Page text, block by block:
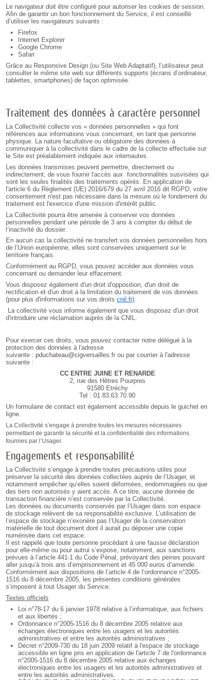
Le navigateur doit être configuré pour autoriser les cookies de session.
Afin de garantir un bon fonctionnement du Service, il est conseillé
d’utiliser les navigateurs suivants :
Firefox
Internet Explorer
Google Chrome
Safari
Grâce au Responsive Design (ou Site Web Adaptatif), l’utilisateur peut
consulter le même site web sur différents supports (écrans d’ordinateur,
tablettes, smartphones) de façon optimisée.
Traitement des données à caractère personnel
La Collectivité collecte vos « données personnelles » qui font
références aux informations vous concernant, en tant que personne
physique. La nature facultative ou obligatoire des données à
communiquer à la collectivité dans le cadre de la collecte effectuée sur
le Site est préalablement indiquée aux internautes.
Les données transmises peuvent permettre, directement ou
indirectement, de vous fournir l'accès aux fonctionnalités susvisées qui
sont les seules finalités des traitements opérés. En application de
l'article 6 du Règlement (UE) 2016/679 du 27 avril 2016 dit RGPD, votre
consentement n'est pas nécessaire dans la mesure où le fondement du
traitement est l'exercice d'une mission d'intérêt public.
La Collectivité pourra être amenée à conserver vos données
personnelles pendant une période de 3 ans à compter du début de
l’inactivité du dossier.
En aucun cas la collectivité ne transfert vos données personnelles hors
de l’Union européenne, elles sont conservées uniquement sur le
territoire français.
Conformément au RGPD, vous pouvez accéder aux données vous
concernant ou demander leur effacement.
Vous disposez également d'un droit d'opposition, d'un droit de
rectification et d'un droit à la limitation du traitement de vos données
(pour plus d'informations sur vos droits cnil.fr).
La collectivité vous informe également que vous disposez d'un droit
d'introduire une réclamation auprès de la CNIL.
Pour exercer ces droits, vous pouvez contacter notre délégué à la
protection des données à l'adresse
suivante : pduchateau@cigversailles.frou par courrier à l'adresse
suivante :
CC ENTRE JUINE ET RENARDE
2, rue des Hêtres Pourpres
91580 Etréchy
Tel : 01.83.63.70.90
Un formulaire de contact est également accessible depuis le guichet en
ligne.
La Collectivité s’engage à prendre toutes les mesures nécessaires
permettant de garantir la sécurité et la confidentialité des informations
fournies par l’Usager.
Engagements et responsabilité
La Collectivité s’engage à prendre toutes précautions utiles pour
préserver la sécurité des données collectées auprès de l’Usager, et
notamment empêcher qu’elles soient déformées, endommagées ou que
des tiers non autorisés y aient accès. A ce titre, aucune donnée de
transaction financière n’est conservée par la Collectivité.
Les données ou documents conservés par l’Usager dans son espace
de stockage relèvent de sa responsabilité exclusive. L’utilisation de
l’espace de stockage n’exonère pas l’Usager de la conservation
matérielle de tout document dont il aurait pu déposer une copie
numérisée dans cet espace.
Il est rappelé que toute personne procédant à une fausse déclaration
pour elle-même ou pour autrui s’expose, notamment, aux sanctions
prévues à l’article 441-1 du Code Pénal, prévoyant des peines pouvant
aller jusqu’à trois ans d’emprisonnement et 45 000 euros d’amende.
Conformément aux dispositions de l’article 4 de l’ordonnance n°2005-
1516 du 8 décembre 2005, les présentes conditions générales
s’imposent à tout Usager du Service.
Textes officiels
Loi n°78-17 du 6 janvier 1978 relative à l’informatique, aux fichiers
et aux libertés ;
Ordonnance n°2005-1516 du 8 décembre 2005 relative aux
échanges électroniques entre les usagers et les autorités
administratives et entre les autorités administratives ;
Décret n°2009-730 du 18 juin 2009 relatif à l'espace de stockage
accessible en ligne pris en application de l'article 7 de l'ordonnance
n°2005-1516 du 8 décembre 2005 relative aux échanges
électroniques entre les usagers et les autorités administratives et
entre les autorités administratives.